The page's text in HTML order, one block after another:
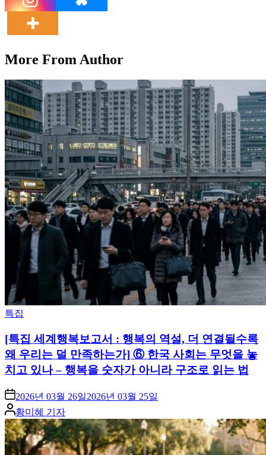
More From Author
Posted
특집
[특집 세계행복보고서 : 행복의 역설, 더 연결될수록
왜 우리는 덜 만족하는가] ⑥ 한국 사회는 무엇을 놓
치고 있나 – 행복을 숫자가 아니라 구조로 읽는 법
2026년 03월 26일2026년 03월 25일
Posted
by
황미혜 기자